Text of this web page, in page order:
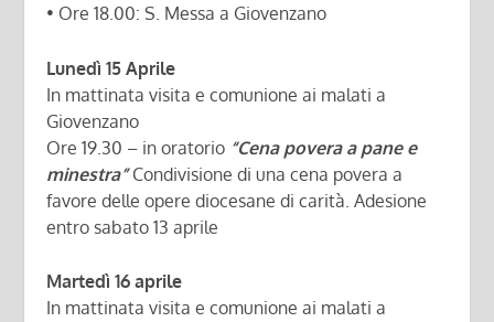
• Ore 18.00: S. Messa a Giovenzano
Lunedì 15 Aprile
In mattinata visita e comunione ai malati a
Giovenzano
Ore 19.30 – in oratorio “Cena povera a pane e
minestra”Condivisione di una cena povera a
favore delle opere diocesane di carità. Adesione
entro sabato 13 aprile
Martedì 16 aprile
In mattinata visita e comunione ai malati a